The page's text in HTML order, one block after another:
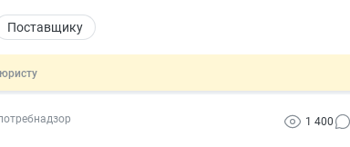
Поставщику
1 400